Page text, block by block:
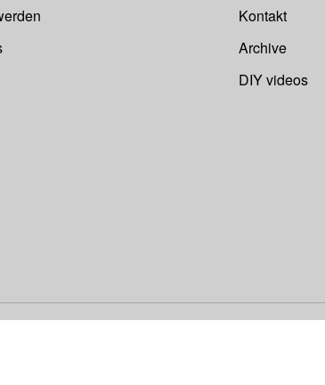
Kontakt
Archive
DIY videos